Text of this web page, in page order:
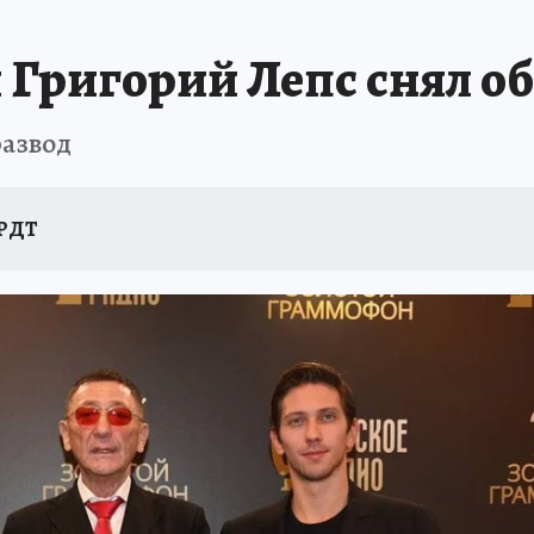
Лепс снял